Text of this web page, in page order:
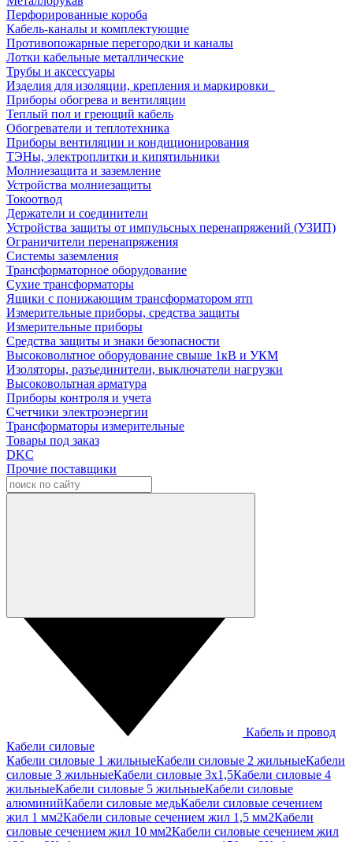
Перфорированные короба
Кабель-каналы и комплектующие
Противопожарные перегородки и каналы
Лотки кабельные металлические
Трубы и аксессуары
Изделия для изоляции, крепления и маркировки
Приборы обогрева и вентиляции
Теплый пол и греющий кабель
Обогреватели и теплотехника
Приборы вентиляции и кондиционирования
ТЭНы, электроплитки и кипятильники
Молниезащита и заземление
Устройства молниезащиты
Токоотвод
Держатели и соединители
Устройства защиты от импульсных перенапряжений (УЗИП)
Ограничители перенапряжения
Системы заземления
Трансформаторное оборудование
Сухие трансформаторы
Ящики с понижающим трансформатором ятп
Измерительные приборы, средства защиты
Измерительные приборы
Средства защиты и знаки безопасности
Высоковольтное оборудование свыше 1кВ и УКМ
Изоляторы, разъединители, выключатели нагрузки
Высоковольтная арматура
Приборы контроля и учета
Счетчики электроэнергии
Трансформаторы измерительные
Товары под заказ
DKC
Прочие поставщики
Кабель и провод
Кабели силовые
Кабели силовые 1 жильныеКабели силовые 2 жильныеКабели
силовые 3 жильныеКабели силовые 3х1,5Кабели силовые 4
жильныеКабели силовые 5 жильныеКабели силовые
алюминийКабели силовые медьКабели силовые сечением
жил 1 мм2Кабели силовые сечением жил 1,5 мм2Кабели
силовые сечением жил 10 мм2Кабели силовые сечением жил